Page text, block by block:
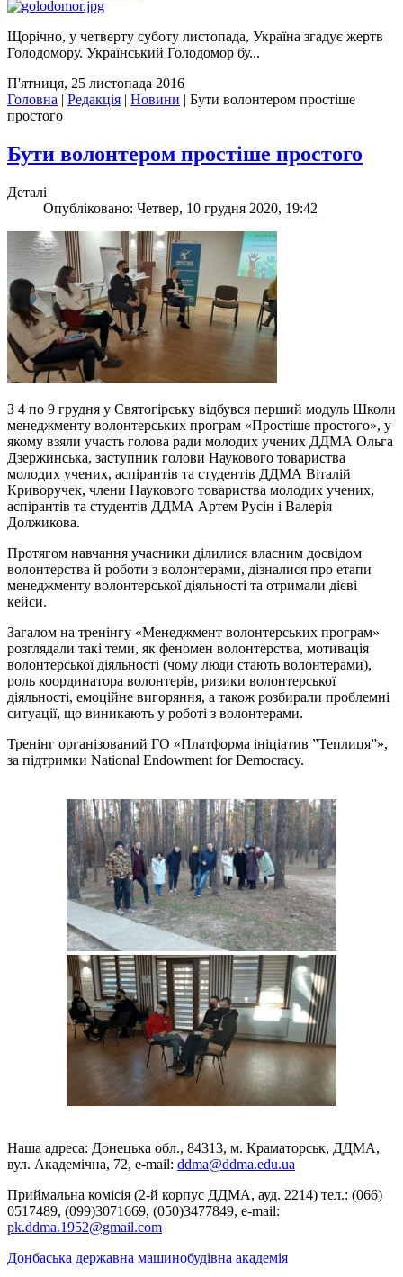
Щорічно, у четверту суботу листопада, Україна згадує жертв
Голодомору. Український Голодомор бу...
П'ятниця, 25 листопада 2016
Головна | Редакція | Новини | Бути волонтером простіше
простого
Бути волонтером простіше простого
Деталі
Опубліковано: Четвер, 10 грудня 2020, 19:42
З 4 по 9 грудня у Святогірську відбувся перший модуль Школи
менеджменту волонтерських програм «Простіше простого», у
якому взяли участь голова ради молодих учених ДДМА Ольга
Дзержинська, заступник голови Наукового товариства
молодих учених, аспірантів та студентів ДДМА Віталій
Криворучек, члени Наукового товариства молодих учених,
аспірантів та студентів ДДМА Артем Русін і Валерія
Должикова.
Протягом навчання учасники ділилися власним досвідом
волонтерства й роботи з волонтерами, дізналися про етапи
менеджменту волонтерської діяльності та отримали дієві
кейси.
Загалом на тренінгу «Менеджмент волонтерських програм»
розглядали такі теми, як феномен волонтерства, мотивація
волонтерської діяльності (чому люди стають волонтерами),
роль координатора волонтерів, ризики волонтерської
діяльності, емоційне вигоряння, а також розбирали проблемні
ситуації, що виникають у роботі з волонтерами.
Тренінг організований ГО «Платформа ініціатив ˮТеплицяˮ»,
за підтримки National Endowment for Democracy.
Наша адреса: Донецька обл., 84313, м. Краматорськ, ДДМА,
вул. Академічна, 72, е-mail: ddma@ddma.edu.ua
Приймальна комісія (2-й корпус ДДМА, ауд. 2214) тел.: (066)
0517489, (099)3071669, (050)3477849, e-mail:
pk.ddma.1952@gmail.com
Донбаська державна машинобудівна академія